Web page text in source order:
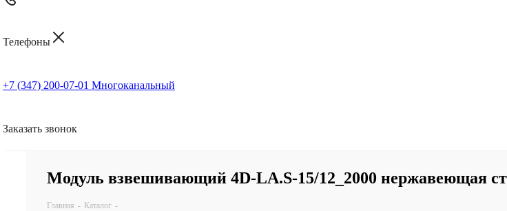
Телефоны
+7 (347) 200-07-01 Многоканальный
Заказать звонок
Модуль взвешивающий 4D-LA.S-15/12_2000 нержавеющая
Главная - Каталог -